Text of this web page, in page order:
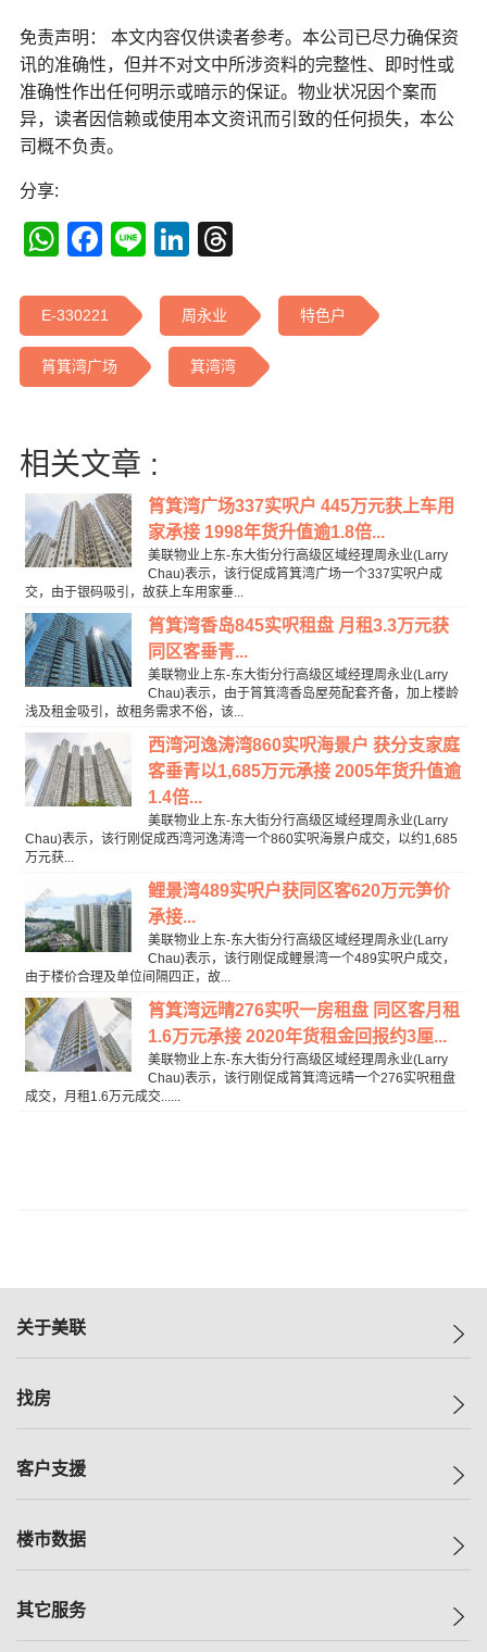
免责声明： 本文内容仅供读者参考。本公司已尽力确保资
讯的准确性，但并不对文中所涉资料的完整性、即时性或
准确性作出任何明示或暗示的保证。物业状况因个案而
异，读者因信赖或使用本文资讯而引致的任何损失，本公
司概不负责。
分享:
WhatsApp
Facebook
LineLinkedIn
E-330221 周永业 特色户
筲箕湾广场 箕湾湾
相关文章 :
筲箕湾广场337实呎户 445万元获上车用
家承接 1998年货升值逾1.8倍...
美联物业上东-东大街分行高级区域经理周永业(Larry
Chau)表示，该行促成筲箕湾广场一个337实呎户成
交，由于银码吸引，故获上车用家垂...
筲箕湾香岛845实呎租盘 月租3.3万元获
同区客垂青...
美联物业上东-东大街分行高级区域经理周永业(Larry
Chau)表示，由于筲箕湾香岛屋苑配套齐备，加上楼龄
浅及租金吸引，故租务需求不俗，该...
西湾河逸涛湾860实呎海景户 获分支家庭
客垂青以1,685万元承接 2005年货升值逾
1.4倍...
美联物业上东-东大街分行高级区域经理周永业(Larry
Chau)表示，该行刚促成西湾河逸涛湾一个860实呎海景户成交，以约1,685
万元获...
鲤景湾489实呎户获同区客620万元笋价
承接...
美联物业上东-东大街分行高级区域经理周永业(Larry
Chau)表示，该行刚促成鲤景湾一个489实呎户成交，
由于楼价合理及单位间隔四正，故...
筲箕湾远晴276实呎一房租盘 同区客月租
1.6万元承接 2020年货租金回报约3厘...
美联物业上东-东大街分行高级区域经理周永业(Larry
Chau)表示，该行刚促成筲箕湾远晴一个276实呎租盘
成交，月租1.6万元成交......
关于美联
美联集团
人才招募
找房
一手新房
减价
美联豪宅
独家楼盘
客户支援
自助放盘
查询热线
楼市数据
指数
其它服务